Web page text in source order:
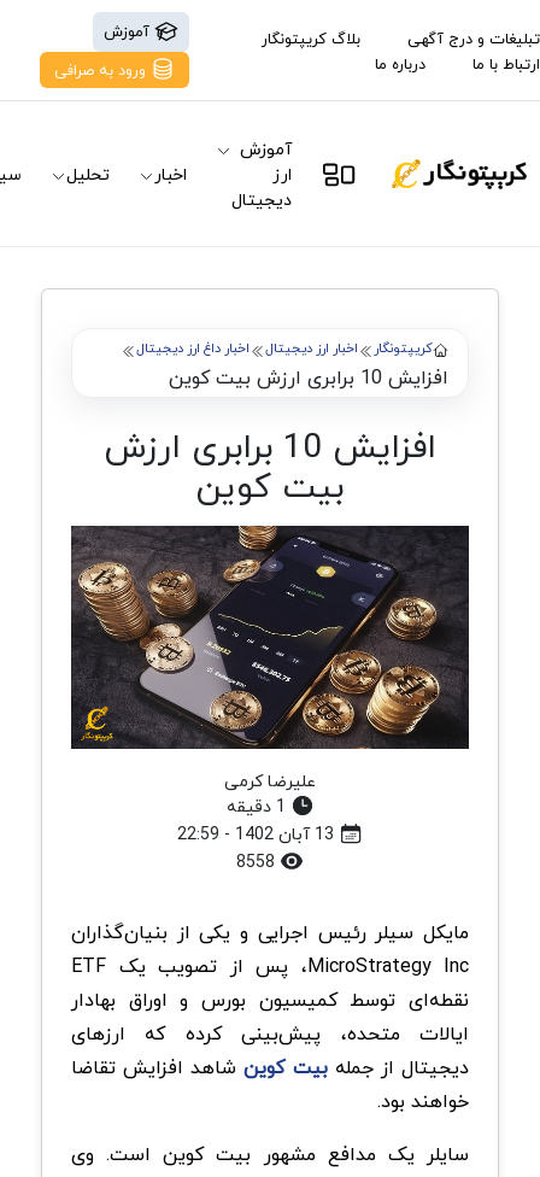
تبلیغات و درج آگهی
بلاگ کریپتونگار
ارتباط با ما
درباره ما
آموزش
ورود به صرافی
آموزش
ارز
دیجیتال
اخبار تحلیل
کریپتونگار اخبار ارز دیجیتال اخبار داغ ارز دیجیتال
افزایش 10 برابری ارزش بیت کوین
افزایش 10 برابری ارزش
بیت کوین
علیرضا کرمی
مایکل سیلر رئیس اجرایی و یکی از بنیان‌گذاران
MicroStrategy Inc، پس از تصویب یک ETF
نقطه‌ای توسط کمیسیون بورس و اوراق بهادار
ایالات متحده، پیش‌بینی کرده که ارزهای
دیجیتال از جملهبیت کوینشاهد افزایش تقاضا
خواهند بود.
سایلر یک مدافع مشهور بیت کوین است. وی